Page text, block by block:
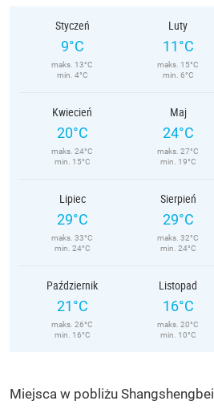
Styczeń
9°C
maks. 13°C
min. 4°C
Luty
11°C
maks. 15°C
min. 6°C
Kwiecień
20°C
maks. 24°C
min. 15°C
Maj
24°C
maks. 27°C
min. 19°C
Lipiec
29°C
maks. 33°C
min. 24°C
Sierpień
29°C
maks. 32°C
min. 24°C
Październik
21°C
maks. 26°C
min. 16°C
Listopad
16°C
maks. 20°C
min. 10°C
Miejsca w pobliżu Shangshengbei